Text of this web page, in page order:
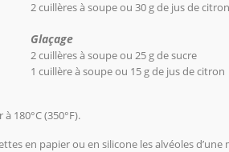
2 cuillères à soupe ou 30 g de jus de citron
Glaçage
2 cuillères à soupe ou 25 g de sucre
1 cuillère à soupe ou 15 g de jus de citron
180°C (350°F).
en papier ou en silicone les alvéoles